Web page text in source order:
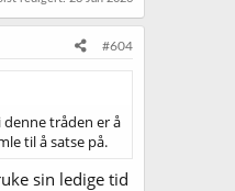
#604
tråden er å
til å satse på.
sin ledige tid